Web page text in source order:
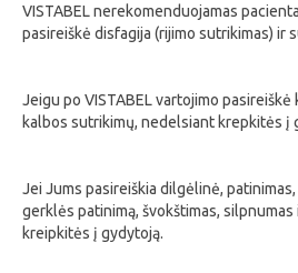
VISTABEL nerekomenduojamas
pasireiškė disfagija (rijimo sutrikimas) ir
Jeigu po VISTABEL vartojimo pasireiškė
kalbos sutrikimų, nedelsiant krepkitės į
Jei Jums pasireiškia dilgėlinė,
gerklės patinimą, švokštimas,
kreipkitės į gydytoją.